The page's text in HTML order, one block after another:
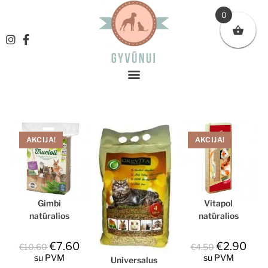
AKCIJA!
Gimbi
natūralios
graužikams ir
triušiams, 60l
€10.60 €7.60
su PVM
Universalus
AKCIJA!
Vitapol
natūralios
pjuvenos
graužikams ir
€4.50 €2.90
su PVM
0